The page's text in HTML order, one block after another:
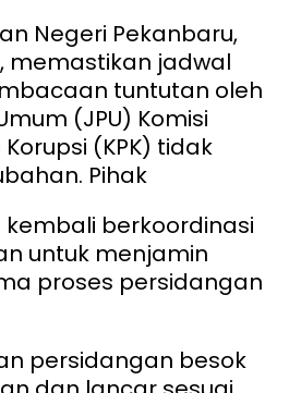
Negeri Pekanbaru,
memastikan jadwal
tuntutan oleh
(JPU) Komisi
(KPK) tidak
Pihak
berkoordinasi
untuk menjamin
proses persidangan
persidangan besok